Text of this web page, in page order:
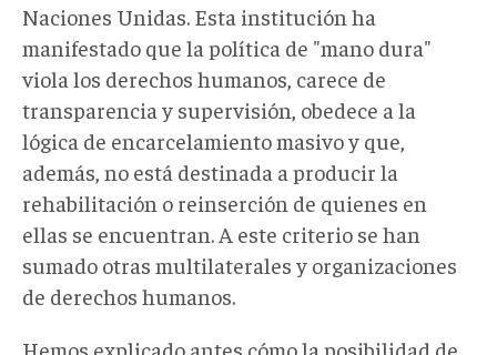
Naciones Unidas. Esta institución ha
manifestado que la política de "mano dura"
viola los derechos humanos, carece de
transparencia y supervisión, obedece a la
lógica de encarcelamiento masivo y que,
además, no está destinada a producir la
rehabilitación o reinserción de quienes en
ellas se encuentran. A este criterio se han
sumado otras multilaterales y organizaciones
de derechos humanos.
Hemos explicado antes cómo la posibilidad de